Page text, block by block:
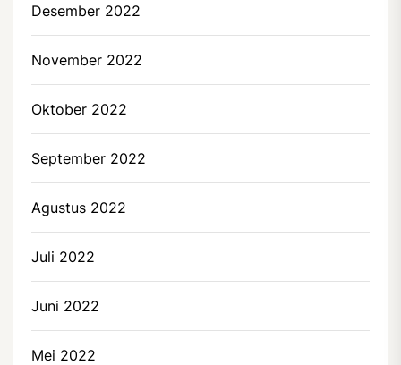
Desember 2022
November 2022
Oktober 2022
September 2022
Agustus 2022
Juli 2022
Juni 2022
Mei 2022